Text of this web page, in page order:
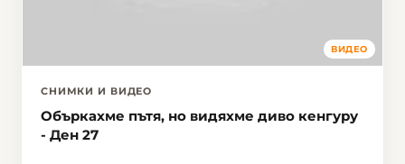
ВИДЕО
СНИМКИ И ВИДЕО
Объркахме пътя, но видяхме диво кенгуру
- Ден 27